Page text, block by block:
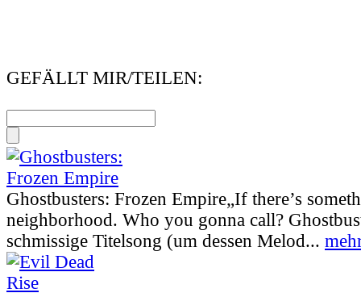
GEFÄLLT MIR/TEILEN:
Ghostbusters: Frozen Empire„If there’s
neighborhood. Who you gonna call?
schmissige Titelsong (um dessen Melod...